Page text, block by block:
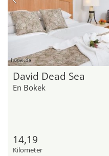
hotel.de
David Dead Sea
En Bokek
14,19
Kilometer